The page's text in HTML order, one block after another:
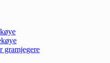
gramjegere